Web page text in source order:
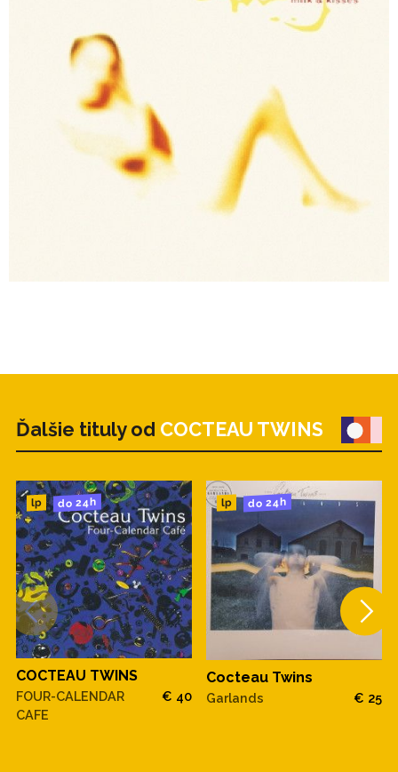
Ďalšie tituly od COCTEAU TWINS
lp do 24h
COCTEAU TWINS
FOUR-CALENDAR
CAFE
€ 40
lp do 24h
Cocteau Twins
Garlands € 25